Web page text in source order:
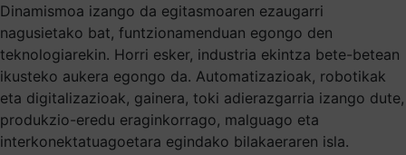
Dinamismoa izango da egitasmoaren ezaugarri
nagusietako bat, funtzionamenduan egongo den
teknologiarekin. Horri esker, industria ekintza bete-betean
ikusteko aukera egongo da. Automatizazioak, robotikak
eta digitalizazioak, gainera, toki adierazgarria izango dute,
produkzio-eredu eraginkorrago, malguago eta
interkonektatuagoetara egindako bilakaeraren isla.